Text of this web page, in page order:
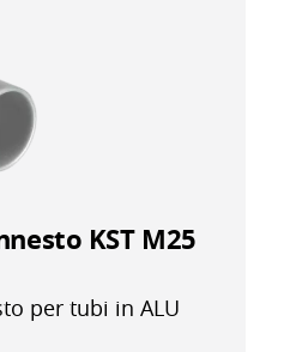
KST M25
per tubi in ALU